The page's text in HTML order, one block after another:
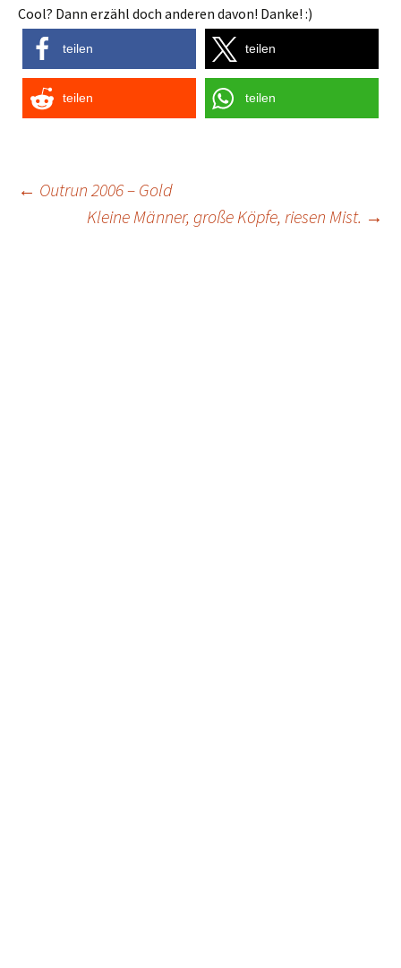
Cool? Dann erzähl doch anderen davon! Danke! :)
teilen teilen
teilen teilen
Post
← Outrun 2006 – Gold
Kleine Männer, große Köpfe, riesen Mist. →